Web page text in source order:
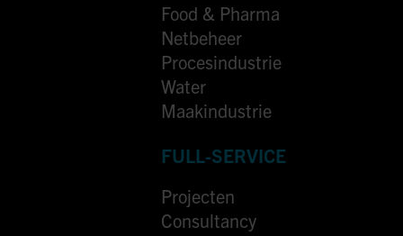
Food & Pharma
Netbeheer
Procesindustrie
Water
Maakindustrie
FULL-SERVICE
Projecten
Consultancy